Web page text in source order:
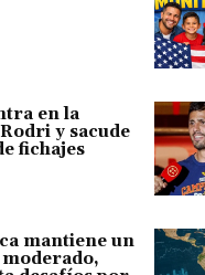
en la
y sacude
fichajes
mantiene un